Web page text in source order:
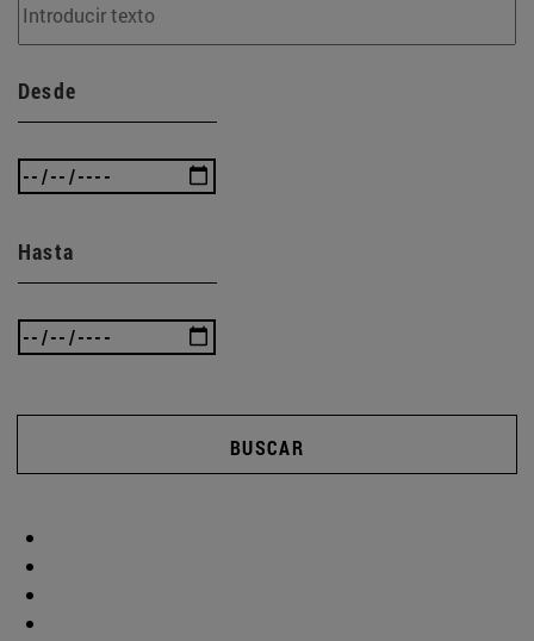
Desde
Hasta
BUSCAR